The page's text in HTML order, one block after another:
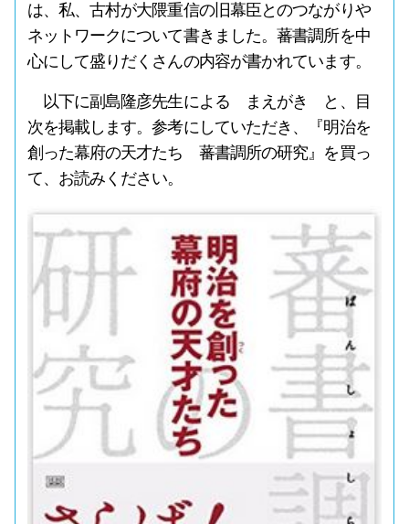
は、私、古村が大隈重信の旧幕臣とのつながりや
ネットワークについて書きました。蕃書調所を中
心にして盛りだくさんの内容が書かれています。
以下に副島隆彦先生による まえがき と、目
次を掲載します。参考にしていただき、『明治を
創った幕府の天才たち 蕃書調所の研究』を買っ
て、お読みください。